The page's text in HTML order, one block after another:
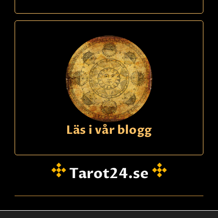
Charlotte
Norsk spådam. Använder inga hjälpmedel - ser
tydligt dig och din situation. Mycket erfaren klok
dam - populär!
Läs i vår blogg
Tarot24.se